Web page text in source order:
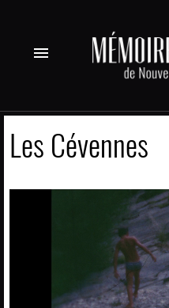
menu
Les Cévennes